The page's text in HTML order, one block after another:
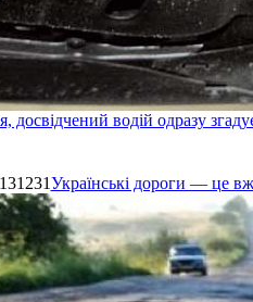
досвідчений водій одразу
Українські дороги — це